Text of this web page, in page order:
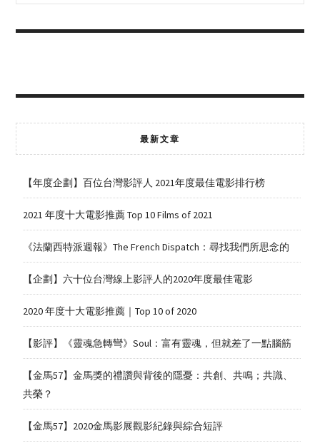
最新文章
【年度企劃】百位台灣影評人 2021年度最佳電影排行榜
2021 年度十大電影推薦 Top 10 Films of 2021
《法蘭西特派週報》The French Dispatch：尋找我們所思念的
【企劃】六十位台灣線上影評人的2020年度最佳電影
2020 年度十大電影推薦｜Top 10 of 2020
【影評】《靈魂急轉彎》Soul：富有靈魂，但就差了一點腦筋
【金馬57】金馬獎的禮讚與背後的隱憂：共創、共鳴；共識、
共榮？
【金馬57】2020金馬影展觀影紀錄與綜合短評